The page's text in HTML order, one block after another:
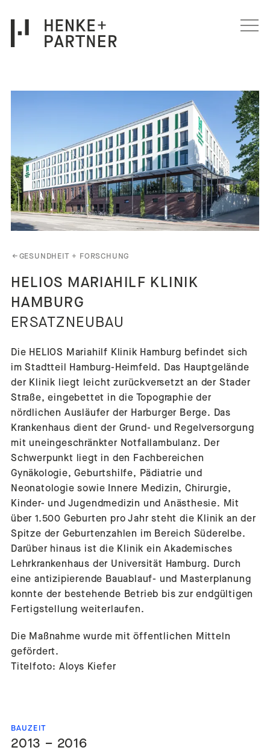
←GESUNDHEIT + FORSCHUNG
HELIOS MARIAHILF KLINIK
HAMBURG
ERSATZNEUBAU
Die HELIOS Mariahilf Klinik Hamburg befindet sich
im Stadtteil Hamburg-Heimfeld. Das Hauptgelände
der Klinik liegt leicht zurückversetzt an der Stader
Straße, eingebettet in die Topographie der
nördlichen Ausläufer der Harburger Berge. Das
Krankenhaus dient der Grund- und Regelversorgung
mit uneingeschränkter Notfallambulanz. Der
Schwerpunkt liegt in den Fachbereichen
Gynäkologie, Geburtshilfe, Pädiatrie und
Neonatologie sowie Innere Medizin, Chirurgie,
Kinder- und Jugendmedizin und Anästhesie. Mit
über 1.500 Geburten pro Jahr steht die Klinik an der
Spitze der Geburtenzahlen im Bereich Süderelbe.
Darüber hinaus ist die Klinik ein Akademisches
Lehrkrankenhaus der Universität Hamburg. Durch
eine antizipierende Bauablauf- und Masterplanung
konnte der bestehende Betrieb bis zur endgültigen
Fertigstellung weiterlaufen.
Die Maßnahme wurde mit öffentlichen Mitteln
gefördert.
Titelfoto: Aloys Kiefer
BAUZEIT
2013 – 2016